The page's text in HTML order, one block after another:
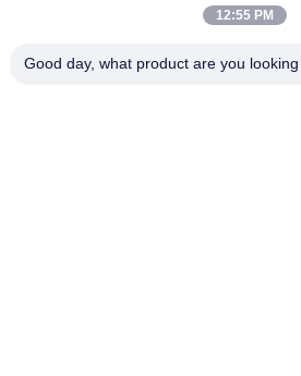
Στρογγυλός αισθητήρας μετρητών
12:55 PM
Good day, what product are you